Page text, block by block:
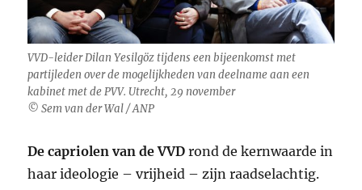
VVD-leider Dilan Yesilgöz tijdens een bijeenkomst met
partijleden over de mogelijkheden van deelname aan een
kabinet met de PVV. Utrecht, 29 november
© Sem van der Wal / ANP
De capriolen van de VVD rond de kernwaarde in
haar ideologie – vrijheid – zijn raadselachtig.